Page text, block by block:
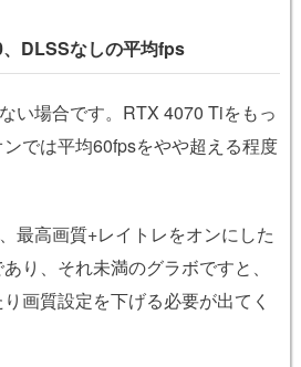
DLSSなしの平均fps
い場合です。RTX 4070 Tiをもっ
では平均60fpsをやや超える程度
最高画質+レイトレをオンにした
り、それ未満のグラボですと、
画質設定を下げる必要が出てく